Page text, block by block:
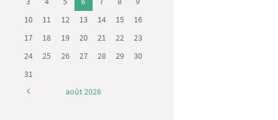
10
11 12 13 14 15
16
17
18 19 20 21 22
23
24
25 26 27 28 29
30
31
août2026